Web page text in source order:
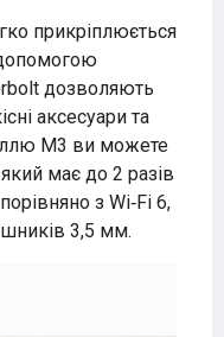
прикріплюється
дозволяють
аксесуари та
M3 ви можете
має до 2 разів
з Wi‑Fi 6,
3,5 мм.